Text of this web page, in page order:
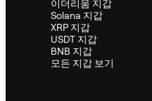
이더리움 지갑
Solana 지갑
XRP 지갑
USDT 지갑
BNB 지갑
모든 지갑 보기